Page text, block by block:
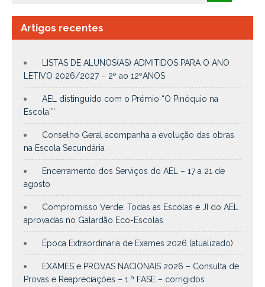
Artigos recentes
LISTAS DE ALUNOS(AS) ADMITIDOS PARA O ANO
LETIVO 2026/2027 – 2º ao 12ºANOS
AEL distinguido com o Prémio “O Pinóquio na
Escola””
Conselho Geral acompanha a evolução das obras
na Escola Secundária
Encerramento dos Serviços do AEL – 17 a 21 de
agosto
Compromisso Verde: Todas as Escolas e JI do AEL
aprovadas no Galardão Eco-Escolas
Época Extraordinária de Exames 2026 (atualizado)
EXAMES e PROVAS NACIONAIS 2026 – Consulta de
Provas e Reapreciações – 1.ª FASE – corrigidos